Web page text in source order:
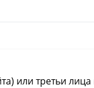
или третьи